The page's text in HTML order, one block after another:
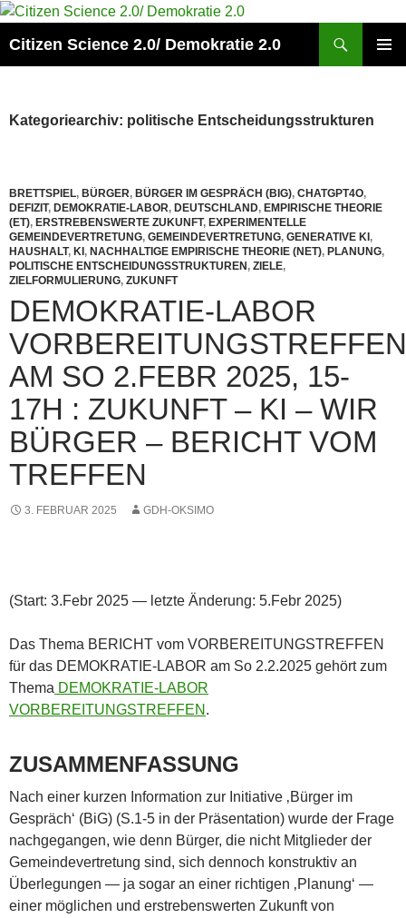
Zum
springen
Citizen Science 2.0/ Demokratie 2.0
Kategoriearchiv: politische Entscheidungsstrukturen
BRETTSPIEL, BÜRGER, BÜRGER IM GESPRÄCH (BIG), CHATGPT4O,
DEFIZIT, DEMOKRATIE-LABOR, DEUTSCHLAND, EMPIRISCHE THEORIE
(ET), ERSTREBENSWERTE ZUKUNFT, EXPERIMENTELLE
GEMEINDEVERTRETUNG, GEMEINDEVERTRETUNG, GENERATIVE KI,
HAUSHALT, KI, NACHHALTIGE EMPIRISCHE THEORIE (NET), PLANUNG,
POLITISCHE ENTSCHEIDUNGSSTRUKTUREN, ZIELE,
ZIELFORMULIERUNG, ZUKUNFT
DEMOKRATIE-LABOR
VORBEREITUNGSTREFFEN
AM SO 2.FEBR 2025, 15-
17H : ZUKUNFT – KI – WIR
BÜRGER – BERICHT VOM
TREFFEN
3. FEBRUAR 2025 GDH-OKSIMO
(Start: 3.Febr 2025 — letzte Änderung: 5.Febr 2025)
Das Thema BERICHT vom VORBEREITUNGSTREFFEN
für das DEMOKRATIE-LABOR am So 2.2.2025 gehört zum
Thema DEMOKRATIE-LABOR
VORBEREITUNGSTREFFEN .
ZUSAMMENFASSUNG
Nach einer kurzen Information zur Initiative ‚Bürger im
Gespräch‘ (BiG) (S.1-5 in der Präsentation) wurde der Frage
nachgegangen, wie denn Bürger, die nicht Mitglieder der
Gemeindevertretung sind, sich dennoch konstruktiv an
Überlegungen — ja sogar an einer richtigen ‚Planung‘ —
einer möglichen und erstrebenswerten Zukunft von